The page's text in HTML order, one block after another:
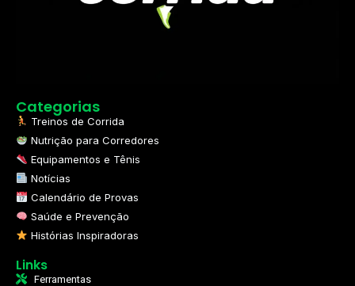
Categorias
Treinos de Corrida
Nutrição para Corredores
Equipamentos e Tênis
Notícias
Calendário de Provas
Saúde e Prevenção
Histórias Inspiradoras
Links
Ferramentas